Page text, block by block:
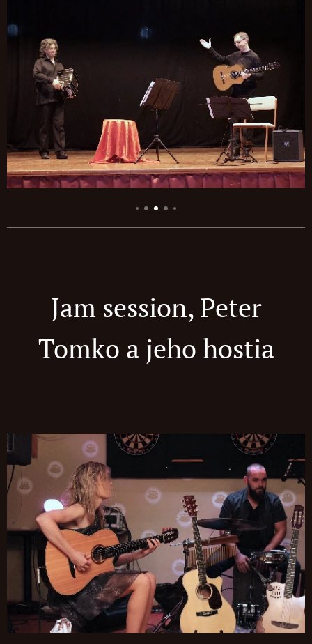
Jam session, Peter
Tomko a jeho hostia